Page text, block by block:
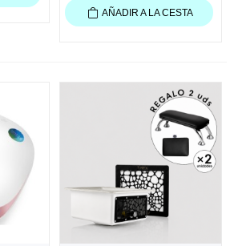
AÑADIR A LA CESTA